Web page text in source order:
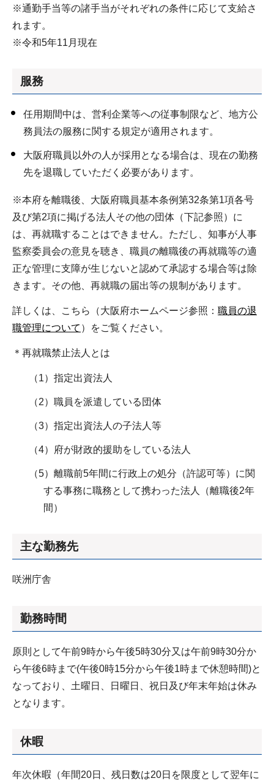
※通勤手当等の諸手当がそれぞれの条件に応じて支給さ
れます。
※令和5年11月現在
服務
任用期間中は、営利企業等への従事制限など、地方公
務員法の服務に関する規定が適用されます。
大阪府職員以外の人が採用となる場合は、現在の勤務
先を退職していただく必要があります。
※本府を離職後、大阪府職員基本条例第32条第1項各号
及び第2項に掲げる法人その他の団体（下記参照）に
は、再就職することはできません。ただし、知事が人事
監察委員会の意見を聴き、職員の離職後の再就職等の適
正な管理に支障が生じないと認めて承認する場合等は除
きます。その他、再就職の届出等の規制があります。
詳しくは、こちら（大阪府ホームページ参照： 職員の退
職管理について ）をご覧ください。
＊再就職禁止法人とは
（1）指定出資法人
（2）職員を派遣している団体
（3）指定出資法人の子法人等
（4）府が財政的援助をしている法人
（5）離職前5年間に行政上の処分（許認可等）に関
する事務に職務として携わった法人（離職後2年
間）
主な勤務先
咲洲庁舎
勤務時間
原則として午前9時から午後5時30分又は午前9時30分か
ら午後6時まで(午後0時15分から午後1時まで休憩時間)と
なっており、土曜日、日曜日、祝日及び年末年始は休み
となります。
休暇
年次休暇（年間20日、残日数は20日を限度として翌年に